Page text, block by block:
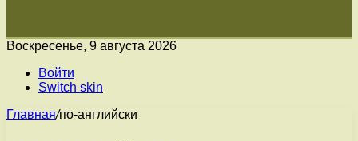
Воскресенье, 9 августа 2026
Войти
Switch skin
Главная/по-английски